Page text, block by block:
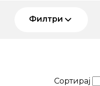
Филтри
Сортирај